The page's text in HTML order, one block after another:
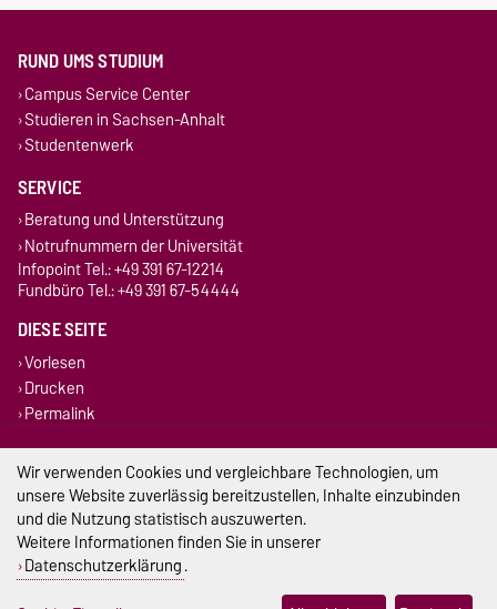
RUND UMS STUDIUM
Campus Service Center
Studieren in Sachsen-Anhalt
Studentenwerk
SERVICE
Beratung und Unterstützung
Notrufnummern der Universität
Infopoint Tel.: +49 391 67-12214
Fundbüro Tel.: +49 391 67-54444
DIESE SEITE
Vorlesen
Drucken
Permalink
Impressum
Datenschutz
Barrierefreiheit
Cookie-Einstellungen
Wir verwenden Cookies und vergleichbare Technologien, um
unsere Website zuverlässig bereitzustellen, Inhalte einzubinden
und die Nutzung statistisch auszuwerten.
Weitere Informationen finden Sie in unserer
Datenschutzerklärung.